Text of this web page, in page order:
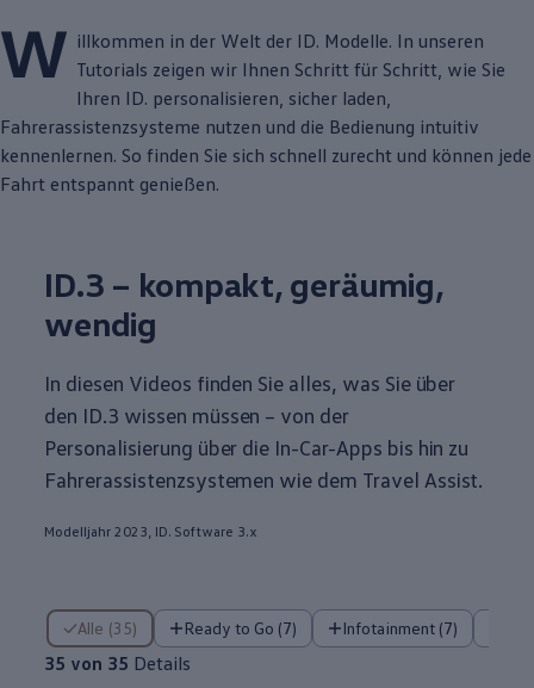
W illkommen in der Welt der ID. Modelle. In unseren
Tutorials zeigen wir Ihnen Schritt für Schritt, wie Sie
Ihren ID. personalisieren, sicher laden,
Fahrerassistenzsysteme nutzen und die Bedienung intuitiv
kennenlernen. So finden Sie sich schnell zurecht und können jede
Fahrt entspannt genießen.
ID.3 – kompakt, geräumig,
wendig
In diesen Videos finden Sie alles, was Sie über
den ID.3 wissen müssen – von der
Personalisierung über die In-Car-Apps bis hin zu
Fahrerassistenzsystemen wie dem Travel Assist.
Modelljahr 2023, ID. Software 3.x
Alle (35) Ready to Go (7) Infotainment (7)
35 von 35 Details
35 von 35 Details